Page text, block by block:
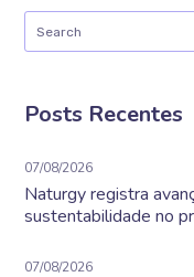
Posts Recentes
07/08/2026
Naturgy registra
sustentabilidade no
07/08/2026